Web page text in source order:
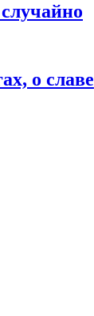
о славе